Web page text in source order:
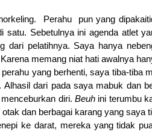
Perahu  pun yang
satu. Sebetulnya ini agenda atlet
dari pelatihnya. Saya hanya
memang niat hati awalnya
yang berhenti, saya tiba-tiba
dari pada saya mabuk dan
menceburkan diri. Beuh ini terumbu
dan berbagai karang yang saya
ke darat, mereka yang tidak